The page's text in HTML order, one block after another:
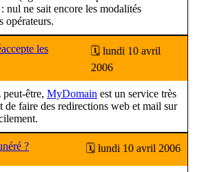
nul ne sait encore les modalités
opérateurs.
les
🗓 lundi 10 avril
2006
peut-être, MyDomain est un service très
de faire des redirections web et mail sur
? 🗓 lundi 10 avril 2006